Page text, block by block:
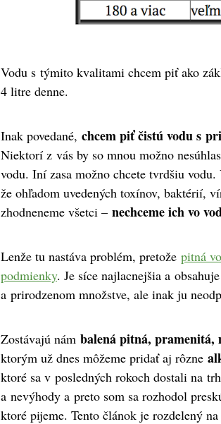
Vodu s týmito kvalitami chcem piť ako
4 litre denne.
Inak povedané, chcem piť čistú vodu s
Niektorí z vás by so mnou možno
vodu. Iní zasa možno chcete tvrdšiu
že ohľadom uvedených toxínov, baktérií,
zhodneneme všetci – nechceme ich vo
Lenže tu nastáva problém, pretože pitná
podmienky. Je síce najlacnejšia a
a prirodzenom množstve, ale inak ju
Zostávajú nám balená pitná,
ktorým už dnes môžeme pridať aj rôzne
ktoré sa v posledných rokoch dostali na
a nevýhody a preto som sa rozhodol
ktoré pijeme. Tento článok je rozdelený